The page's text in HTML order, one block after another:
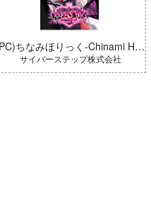
(PC)ちなみほりっく-Chinami Holic 特典付き 限定ボックス
サイバーステップ株式会社